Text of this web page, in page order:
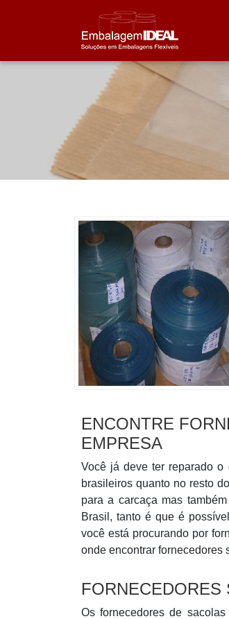
ENCONTRE
EMPRESA
Você já deve ter reparado
brasileiros quanto no resto
para a carcaça mas
Brasil, tanto é que é
você está procurando por
onde encontrar fornecedores
Os fornecedores de